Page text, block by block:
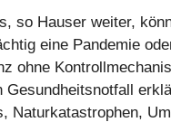
so Hauser weiter,
eine Pandemie
ohne
Gesundheitsnotfall
Naturkatastrophen,